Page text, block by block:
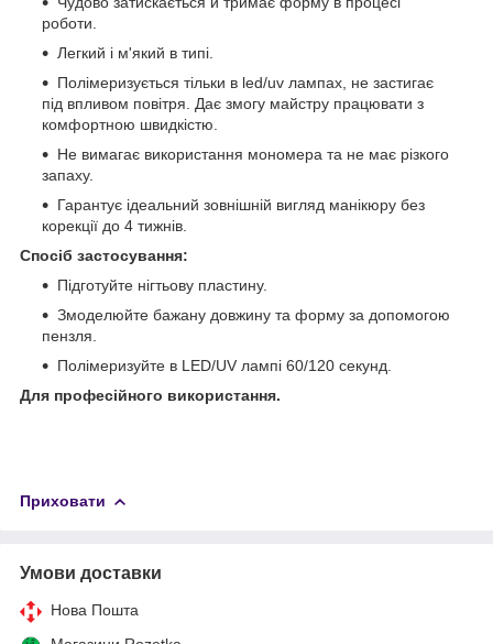
роботи.
Легкий і м'який в типі.
Полімеризується тільки в led/uv лампах, не застигає
під впливом повітря. Дає змогу майстру працювати з
комфортною швидкістю.
Не вимагає використання мономера та не має різкого
запаху.
Гарантує ідеальний зовнішній вигляд манікюру без
корекції до 4 тижнів.
Спосіб застосування:
Підготуйте нігтьову пластину.
Змоделюйте бажану довжину та форму за допомогою
пензля.
Полімеризуйте в LED/UV лампі 60/120 секунд.
Для професійного використання.
Приховати
Умови доставки
Нова Пошта